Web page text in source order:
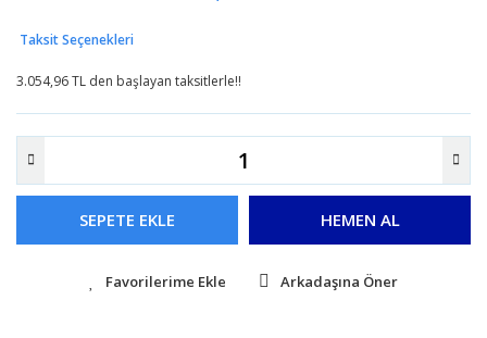
Taksit Seçenekleri
3.054,96 TL den başlayan taksitlerle!!
SEPETE EKLE HEMEN AL
Arkadaşına Öner